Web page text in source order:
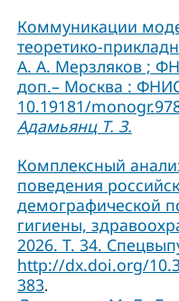
Коммуникации
теоретико-
А. А. Мерзляков ;
доп.– Москва :
10.19181/
Адамьянц Т. З.
Комплексный
поведения
демографической
гигиены,
2026. Т. 34.
http://dx.doi.org/
383.